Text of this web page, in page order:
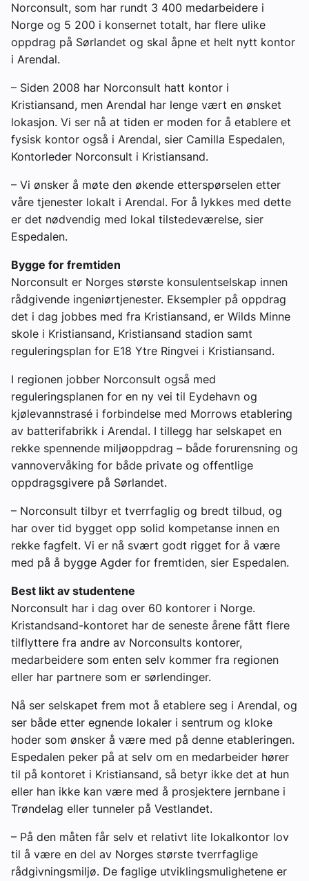
Norconsult, som har rundt 3 400 medarbeidere i
Norge og 5 200 i konsernet totalt, har flere ulike
oppdrag på Sørlandet og skal åpne et helt nytt kontor
i Arendal.
– Siden 2008 har Norconsult hatt kontor i
Kristiansand, men Arendal har lenge vært en ønsket
lokasjon. Vi ser nå at tiden er moden for å etablere et
fysisk kontor også i Arendal, sier Camilla Espedalen,
Kontorleder Norconsult i Kristiansand.
– Vi ønsker å møte den økende etterspørselen etter
våre tjenester lokalt i Arendal. For å lykkes med dette
er det nødvendig med lokal tilstedeværelse, sier
Espedalen.
Bygge for fremtiden
Norconsult er Norges største konsulentselskap innen
rådgivende ingeniørtjenester. Eksempler på oppdrag
det i dag jobbes med fra Kristiansand, er Wilds Minne
skole i Kristiansand, Kristiansand stadion samt
reguleringsplan for E18 Ytre Ringvei i Kristiansand.
I regionen jobber Norconsult også med
reguleringsplanen for en ny vei til Eydehavn og
kjølevannstrasé i forbindelse med Morrows etablering
av batterifabrikk i Arendal. I tillegg har selskapet en
rekke spennende miljøoppdrag – både forurensning og
vannovervåking for både private og offentlige
oppdragsgivere på Sørlandet.
– Norconsult tilbyr et tverrfaglig og bredt tilbud, og
har over tid bygget opp solid kompetanse innen en
rekke fagfelt. Vi er nå svært godt rigget for å være
med på å bygge Agder for fremtiden, sier Espedalen.
Best likt av studentene
Norconsult har i dag over 60 kontorer i Norge.
Kristandsand-kontoret har de seneste årene fått flere
tilflyttere fra andre av Norconsults kontorer,
medarbeidere som enten selv kommer fra regionen
eller har partnere som er sørlendinger.
Nå ser selskapet frem mot å etablere seg i Arendal, og
ser både etter egnende lokaler i sentrum og kloke
hoder som ønsker å være med på denne etableringen.
Espedalen peker på at selv om en medarbeider hører
til på kontoret i Kristiansand, så betyr ikke det at hun
eller han ikke kan være med å prosjektere jernbane i
Trøndelag eller tunneler på Vestlandet.
– På den måten får selv et relativt lite lokalkontor lov
til å være en del av Norges største tverrfaglige
rådgivningsmiljø. De faglige utviklingsmulighetene er